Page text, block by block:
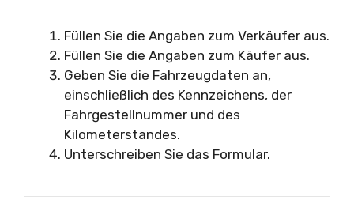
Füllen Sie die Angaben zum Verkäufer aus.
Füllen Sie die Angaben zum Käufer aus.
Geben Sie die Fahrzeugdaten an,
einschließlich des Kennzeichens, der
Fahrgestellnummer und des
Kilometerstandes.
Unterschreiben Sie das Formular.